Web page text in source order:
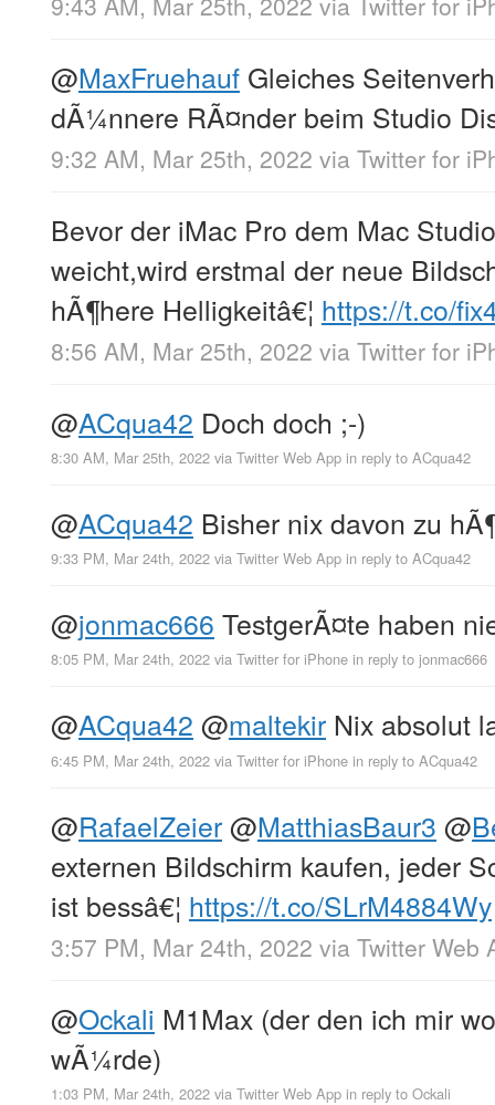
@MaxFruehauf Gleiches
dÃ¼nnere RÃ¤nder beim Studio
9:32 AM, Mar 25th, 2022 via Twitter for
Bevor der iMac Pro dem Mac
weicht,wird erstmal der neue
hÃ¶here Helligkeitâ€¦ https://t.co/
8:56 AM, Mar 25th, 2022 via Twitter for
@ACqua42 Doch doch ;-)
8:30 AM, Mar 25th, 2022 via Twitter Web App in reply to ACqua42
@ACqua42 Bisher nix davon zu
9:33 PM, Mar 24th, 2022 via Twitter Web App in reply to ACqua42
@jonmac666 TestgerÃ¤te haben
8:05 PM, Mar 24th, 2022 via Twitter for iPhone in reply to jonmac666
@ACqua42 @maltekir Nix absolut
6:45 PM, Mar 24th, 2022 via Twitter for iPhone in reply to ACqua42
@RafaelZeier@MatthiasBaur3 @
externen Bildschirm kaufen, jeder
ist bessâ€¦ https://t.co/SLrM4884Wy
3:57 PM, Mar 24th, 2022 via Twitter Web
@Ockali M1Max (der den ich mir
wÃ¼rde)
1:03 PM, Mar 24th, 2022 via Twitter Web App in reply to Ockali